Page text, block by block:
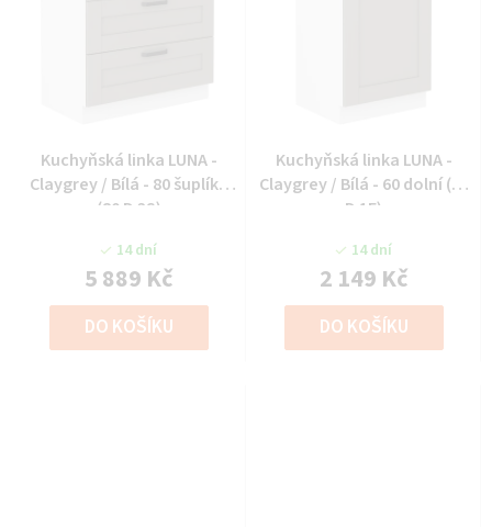
Kuchyňská linka LUNA -
Claygrey / Bílá - 80 šuplíky
(80 D 3S)
14 dní
5 889 Kč
DO KOŠÍKU
Kuchyňská linka LUNA -
Claygrey / Bílá - 60 dolní (60
D 1F)
14 dní
2 149 Kč
DO KOŠÍKU